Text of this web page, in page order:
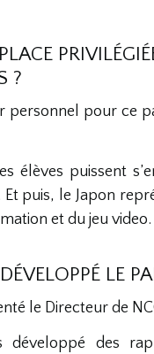
?
personnel pour ce
élèves puissent
Et puis, le Japon
et du jeu video.
LE
le Directeur de
développé des